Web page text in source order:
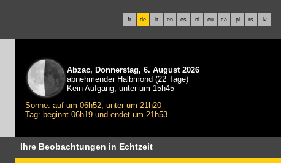
fr de it en es nl eu ca pl rs lv
Abzac, Donnerstag, 6. August 2026
abnehmender Halbmond (22 Tage)
Kein Aufgang, unter um 15h45
Sonne: auf um 06h52, unter um 21h20
Tag: beginnt 06h19 und endet um 21h53
Ihre Beobachtungen in Echtzeit